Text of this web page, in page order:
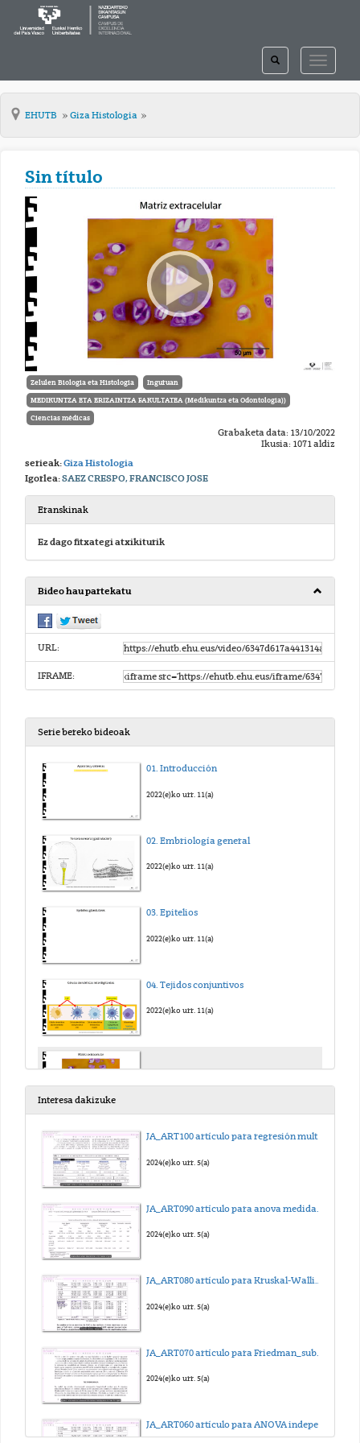
TOGGLE
TOGGLE
SEARCH
EHUTB Giza Histologia
Sin título
Zelulen Biologia eta Histologia Inguruan
MEDIKUNTZA ETA ERIZAINTZA FAKULTATEA (Medikuntza eta Odontologia))
Ciencias médicas
Grabaketa data: 13/10/2022
Ikusia: 1071 aldiz
serieak:Giza Histologia
Igorlea:SAEZ CRESPO, FRANCISCO JOSE
Eranskinak
Ez dago fitxategi atxikiturik
Bideo hau partekatu
URL:
IFRAME:
Serie bereko bideoak
01. Introducción
2022(e)ko urr. 11(a)
02. Embriología general
2022(e)ko urr. 11(a)
03. Epitelios
2022(e)ko urr. 11(a)
04. Tejidos conjuntivos
2022(e)ko urr. 11(a)
Interesa dakizuke
JA_ART100 artículo para regresión multilineal_sub_eus
2024(e)ko urr. 5(a)
2024(e)ko urr. 5(a)
JA_ART080 artículo para Kruskal-Wallis_sub_eus
2024(e)ko urr. 5(a)
2024(e)ko urr. 5(a)